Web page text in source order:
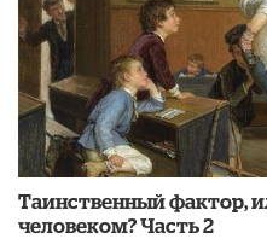
Таинственный фактор,
человеком? Часть 2